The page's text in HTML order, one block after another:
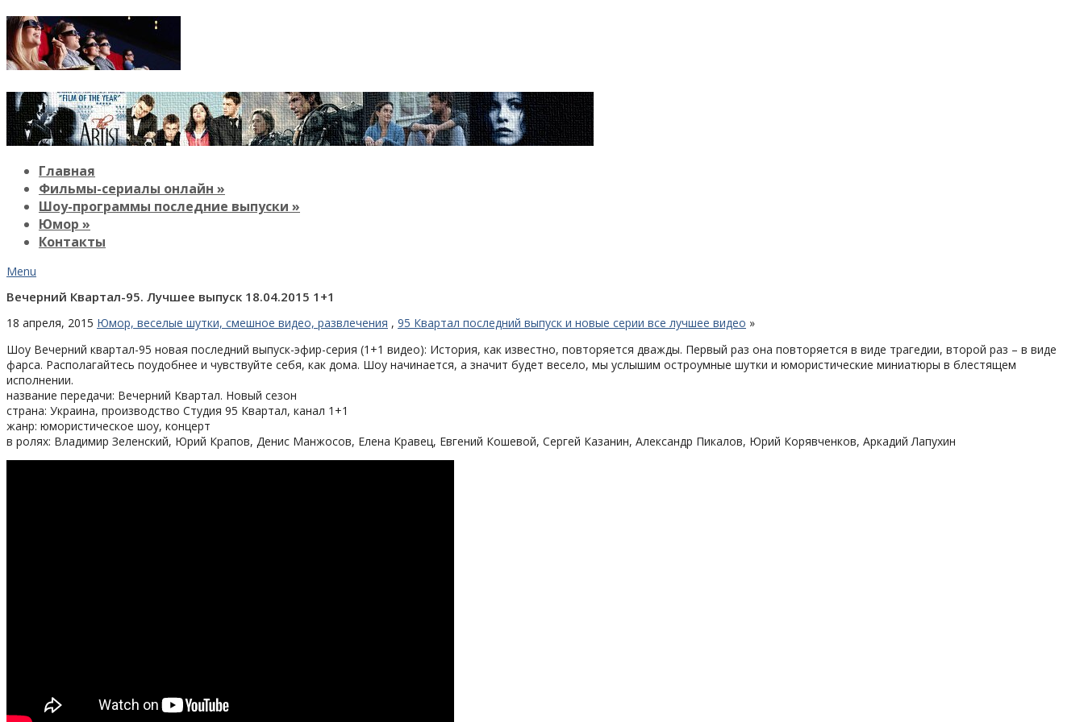
Главная
Фильмы-сериалы онлайн »
Шоу-программы последние выпуски »
Юмор »
Контакты
Menu
Вечерний Квартал-95. Лучшее выпуск 18.04.2015 1+1
18 апреля, 2015 Юмор, веселые шутки, смешное видео, развлечения , 95 Квартал последний выпуск и новые серии все лучшее видео »
Шоу Вечерний квартал-95 новая последний выпуск-эфир-серия (1+1 видео): История, как известно, повторяется дважды. Первый раз она повторяется в виде трагедии, второй раз – в виде
фарса. Располагайтесь поудобнее и чувствуйте себя, как дома. Шоу начинается, а значит будет весело, мы услышим остроумные шутки и юмористические миниатюры в блестящем
исполнении.
название передачи: Вечерний Квартал. Новый сезон
страна: Украина, производство Студия 95 Квартал, канал 1+1
жанр: юмористическое шоу, концерт
в ролях: Владимир Зеленский, Юрий Крапов, Денис Манжосов, Елена Кравец, Евгений Кошевой, Сергей Казанин, Александр Пикалов, Юрий Корявченков, Аркадий Лапухин